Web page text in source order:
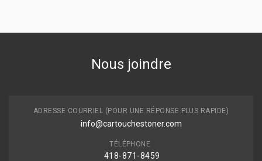
Nous joindre
ADRESSE COURRIEL (POUR UNE RÉPONSE PLUS RAPIDE)
info@cartouchestoner.com
TÉLÉPHONE
418-871 -8459